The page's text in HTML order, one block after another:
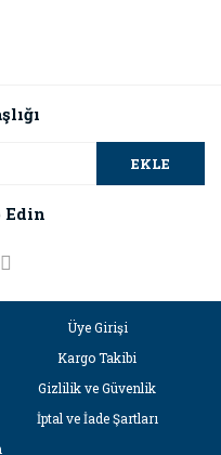
EKLE
Edin
Üye Girişi
Kargo Takibi
Gizlilik ve Güvenlik
İptal ve İade Şartları